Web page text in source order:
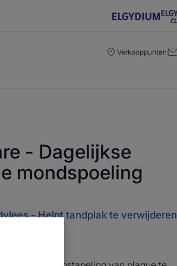
Verkooppunten
- Dagelijkse
mondspoeling
- Helpt tandplak te verwijderen